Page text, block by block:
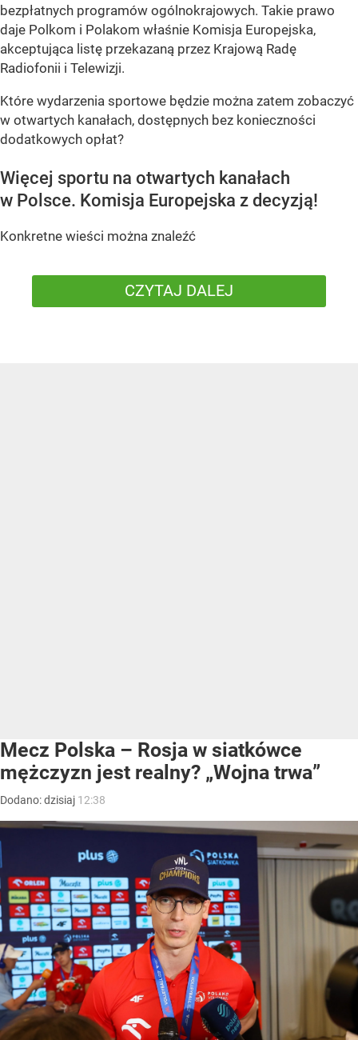
bezpłatnych programów ogólnokrajowych. Takie prawo
daje Polkom i Polakom właśnie Komisja Europejska,
akceptująca listę przekazaną przez Krajową Radę
Radiofonii i Telewizji.
Które wydarzenia sportowe będzie można zatem zobaczyć
w otwartych kanałach, dostępnych bez konieczności
dodatkowych opłat?
Więcej sportu na otwartych kanałach
w Polsce. Komisja Europejska z decyzją!
Konkretne wieści można znaleźć
CZYTAJ DALEJ
Mecz Polska – Rosja w siatkówce
mężczyzn jest realny? „Wojna trwa”
Dodano:dzisiaj 12:38